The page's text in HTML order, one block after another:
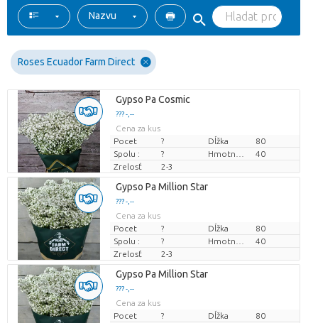
Nazvu
Roses Ecuador Farm Direct
Gypso Pa Cosmic
??? -,--
Cena za kus
Pocet
? Dĺžka
80
Spolu :
?
40
Zrelosť
2-3
Gypso Pa Million Star
??? -,--
Cena za kus
Pocet
? Dĺžka
80
Spolu :
?
40
Zrelosť
2-3
Gypso Pa Million Star
??? -,--
Cena za kus
Pocet
? Dĺžka
80